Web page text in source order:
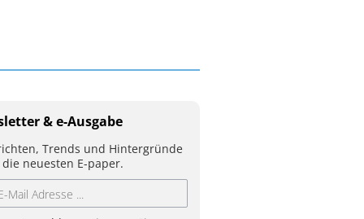
& e-Ausgabe
Trends und Hintergründe
neuesten E-paper.